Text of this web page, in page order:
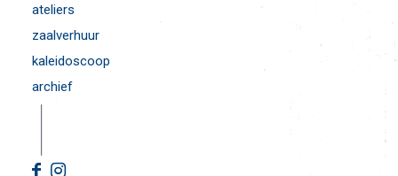
ateliers
zaalverhuur
kaleidoscoop
archief